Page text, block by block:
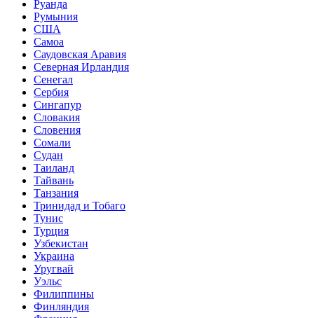
Руанда
Румыния
США
Самоа
Саудовская Аравия
Северная Ирландия
Сенегал
Сербия
Сингапур
Словакия
Словения
Сомали
Судан
Таиланд
Тайвань
Танзания
Тринидад и Тобаго
Тунис
Турция
Узбекистан
Украина
Уругвай
Уэльс
Филиппины
Финляндия